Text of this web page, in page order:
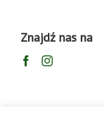
Znajdź nas na